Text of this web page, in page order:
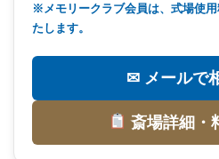
※メモリークラブ会員は、式場使
たします。
✉ メールで
斎場詳細・